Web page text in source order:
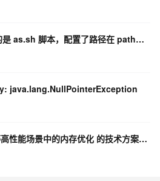
= WEB-INF/velocity/
directory
root directory of the webapp!
=  default.vm
请问下，Mac 电脑，使用的是 as.sh 脚本，配置了路径在 path中，本地 启动 java项目
java.lang.NullPointerException
内核技术中 数据库/JAVA等高性能场景中的内存优化 的技术方案是什么？